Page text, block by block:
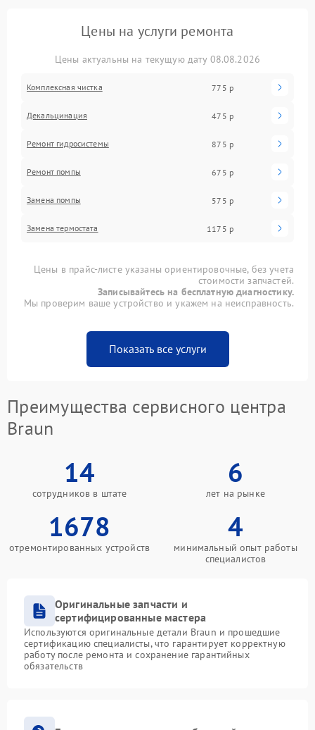
Цены на услуги ремонта
Цены актуальны на текущую дату 08.08.2026
Комплексная чистка 775 р
Декальцинация 475 р
Ремонт гидросистемы 875 р
Ремонт помпы 675 р
Замена помпы 575 р
Замена термостата 1175 р
Цены в прайс-листе указаны ориентировочные, без учета
стоимости запчастей.
Записывайтесь на бесплатную диагностику.
Мы проверим ваше устройство и укажем на неисправность.
Показать все услуги
Преимущества сервисного центра
Braun
14
сотрудников в штате
6
лет на рынке
1678
отремонтированных устройств
4
минимальный опыт работы
специалистов
Оригинальные запчасти и
сертифицированные мастера
Используются оригинальные детали Braun и прошедшие
сертификацию специалисты, что гарантирует корректную
работу после ремонта и сохранение гарантийных
обязательств